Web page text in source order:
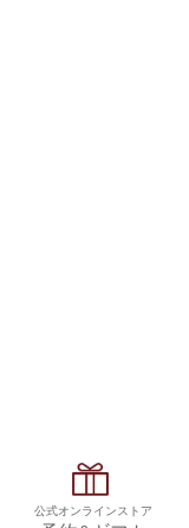
公式オンラインストア